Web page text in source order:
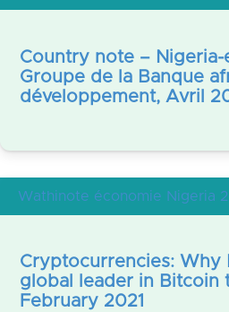
Country note – Nigeria-
Groupe de la Banque
développement, Avril
Wathinote économie Nigeria
Cryptocurrencies: Why
global leader in Bitcoin
February 2021